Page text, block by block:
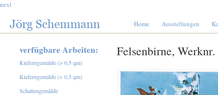
next
Home Ausstellungen
Felsenbirne,
verfügbare Arbeiten:
Kieferngemälde (> 0,5 qm)
Kieferngemälde (< 0,5 qm)
Schattengemälde